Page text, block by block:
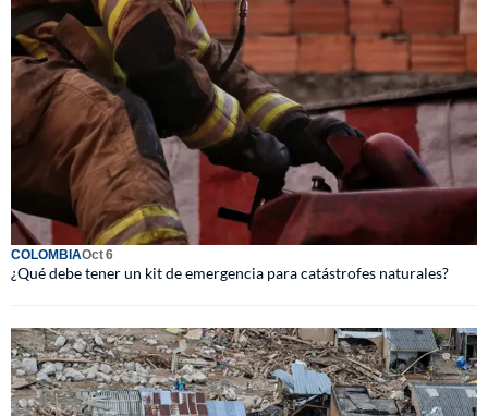
COLOMBIAOct 6
¿Qué debe tener un kit de emergencia para catástrofes naturales?